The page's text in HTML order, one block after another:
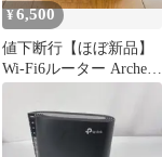
¥6,500
値下断行【ほぼ新品】
Wi-Fi6ルーター Archer
AX5400